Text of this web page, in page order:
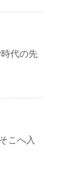
代の先
こへ入